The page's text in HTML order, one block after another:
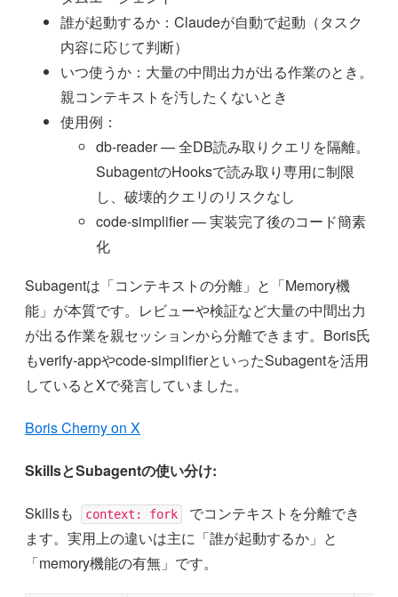
誰が起動するか：Claudeが自動で起動（タスク
内容に応じて判断）
いつ使うか：大量の中間出力が出る作業のとき。
親コンテキストを汚したくないとき
使用例：
db-reader — 全DB読み取りクエリを隔離。
SubagentのHooksで読み取り専用に制限
し、破壊的クエリのリスクなし
code-simplifier — 実装完了後のコード簡素
化
Subagentは「コンテキストの分離」と「Memory機
能」が本質です。レビューや検証など大量の中間出力
が出る作業を親セッションから分離できます。Boris氏
もverify-appやcode-simplifierといったSubagentを活用
しているとXで発言していました。
Boris Cherny on X
SkillsとSubagentの使い分け:
Skillsも context: fork
でコンテキストを分離でき
ます。実用上の違いは主に「誰が起動するか」と
「memory機能の有無」です。